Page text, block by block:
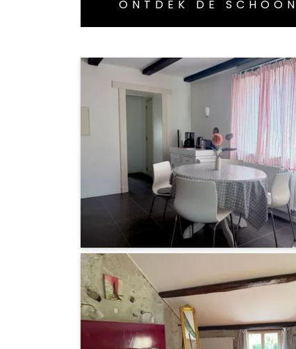
ONTDEK DE